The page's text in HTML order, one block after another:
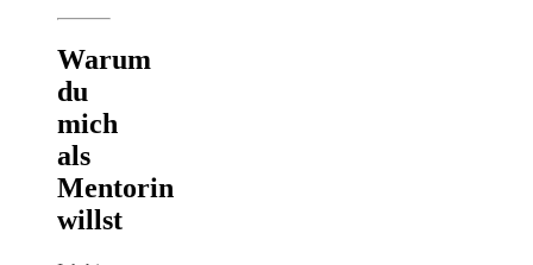
Warum
du
mich
als
Mentorin
willst